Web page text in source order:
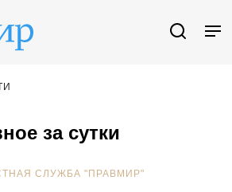
за сутки
СЛУЖБА "ПРАВМИР"